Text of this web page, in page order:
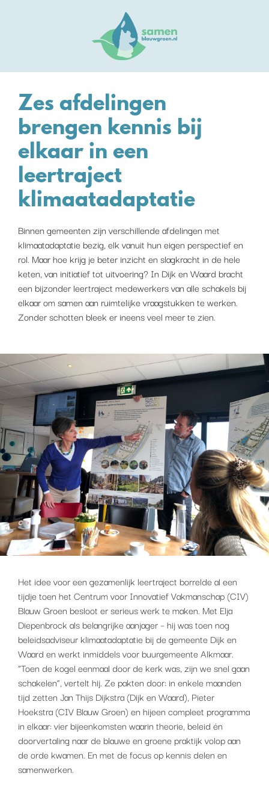
Zes afdelingen
brengen kennis bij
elkaar in een
leertraject
klimaatadaptatie
Binnen gemeenten zijn verschillende afdelingen met
klimaatadaptatie bezig, elk vanuit hun eigen perspectief en
rol. Maar hoe krijg je beter inzicht en slagkracht in de hele
keten, van initiatief tot uitvoering? In Dijk en Waard bracht
een bijzonder leertraject medewerkers van alle schakels bij
elkaar om samen aan ruimtelijke vraagstukken te werken.
Zonder schotten bleek er ineens veel meer te zien.
Het idee voor een gezamenlijk leertraject borrelde al een
tijdje toen het Centrum voor Innovatief Vakmanschap (CIV)
Blauw Groen besloot er serieus werk te maken. Met Elja
Diepenbrock als belangrijke aanjager – hij was toen nog
beleidsadviseur klimaatadaptatie bij de gemeente Dijk en
Waard en werkt inmiddels voor buurgemeente Alkmaar.
“Toen de kogel eenmaal door de kerk was, zijn we snel gaan
schakelen”, vertelt hij. Ze pakten door: in enkele maanden
tijd zetten Jan Thijs Dijkstra (Dijk en Waard), Pieter
Hoekstra (CIV Blauw Groen) en hijeen compleet programma
in elkaar: vier bijeenkomsten waarin theorie, beleid én
doorvertaling naar de blauwe en groene praktijk volop aan
de orde kwamen. En met de focus op kennis delen en
samenwerken.